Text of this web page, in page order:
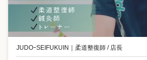
JUDOｰSEIFUKUIN 柔道整復師 / 店長